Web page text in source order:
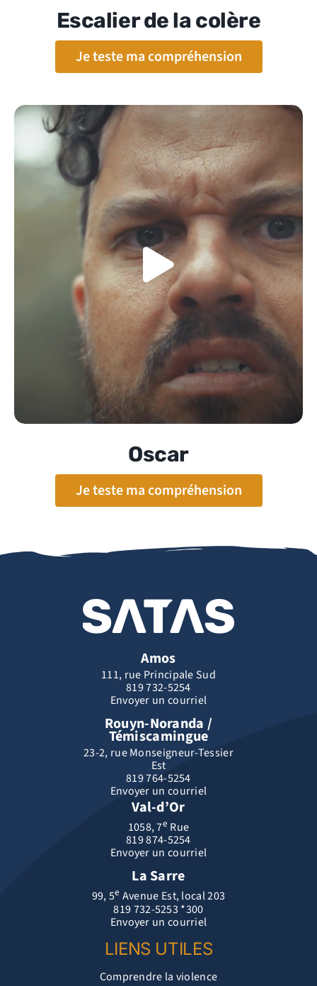
Escalier de la colère
Je teste ma compréhension
Oscar
Je teste ma compréhension
Amos
111, rue Principale Sud
819 732-5254
Envoyer un courriel
Rouyn-Noranda /
Témiscamingue
23-2, rue Monseigneur-Tessier
Est
819 764-5254
Envoyer un courriel
Val-d’Or
1058, 7e Rue
819 874-5254
Envoyer un courriel
La Sarre
99, 5e Avenue Est, local 203
819 732-5253 *300
Envoyer un courriel
LIENS UTILES
Comprendre la violence